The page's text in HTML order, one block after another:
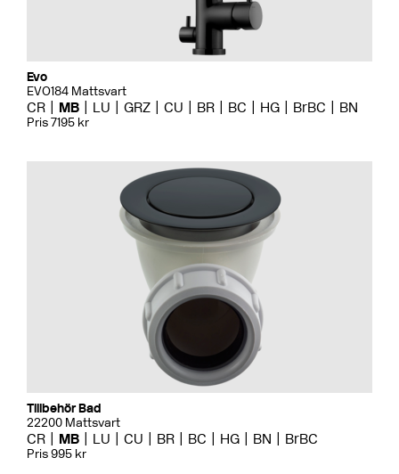
Evo
EVO184 Mattsvart
CR MB LU GRZ CU BR BC HG BrBC BN
Pris 7195 kr
Tillbehör Bad
22200 Mattsvart
CR MB LU CU BR BC HG BN BrBC
Pris 995 kr